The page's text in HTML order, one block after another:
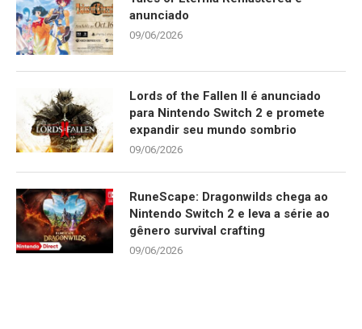
anunciado
09/06/2026
Lords of the Fallen II é anunciado
para Nintendo Switch 2 e promete
expandir seu mundo sombrio
09/06/2026
RuneScape: Dragonwilds chega ao
Nintendo Switch 2 e leva a série ao
gênero survival crafting
09/06/2026